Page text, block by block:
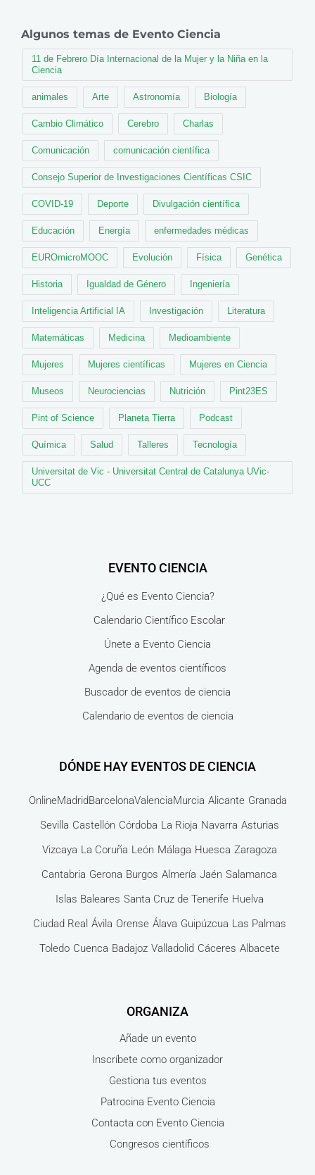
Algunos temas de Evento Ciencia
11 de Febrero Día Internacional de la Mujer y la Niña en la
Ciencia
animales Arte Astronomía Biología
Cambio Climático Cerebro Charlas
Comunicación comunicación científica
Consejo Superior de Investigaciones Científicas CSIC
COVID-19 Deporte Divulgación científica
Educación Energía enfermedades médicas
EUROmicroMOOC Evolución Física Genética
Historia Igualdad de Género Ingeniería
Inteligencia Artificial IA Investigación Literatura
Matemáticas Medicina Medioambiente
Mujeres Mujeres científicas Mujeres en Ciencia
Museos Neurociencias Nutrición Pint23ES
Pint of Science Planeta Tierra Podcast
Química Salud Talleres Tecnología
Universitat de Vic - Universitat Central de Catalunya UVic-
UCC
EVENTO CIENCIA
¿Qué es Evento Ciencia?
Calendario Científico Escolar
Únete a Evento Ciencia
Agenda de eventos científicos
Buscador de eventos de ciencia
Calendario de eventos de ciencia
DÓNDE HAY EVENTOS DE CIENCIA
OnlineMadridBarcelonaValenciaMurcia Alicante Granada
Sevilla Castellón Córdoba La Rioja Navarra Asturias
Vizcaya La Coruña León Málaga Huesca Zaragoza
Cantabria Gerona Burgos Almería Jaén Salamanca
Islas Baleares Santa Cruz de Tenerife Huelva
Ciudad Real Ávila Orense Álava Guipúzcua Las Palmas
Toledo Cuenca Badajoz Valladolid Cáceres Albacete
ORGANIZA
Añade un evento
Inscríbete como organizador
Gestiona tus eventos
Patrocina Evento Ciencia
Contacta con Evento Ciencia
Congresos científicos